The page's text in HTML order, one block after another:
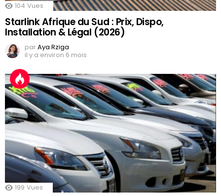
104 Vues
Starlink Afrique du Sud : Prix, Dispo,
Installation & Légal (2026)
parAya Rziga
il y a environ 6 mois
199 Vues